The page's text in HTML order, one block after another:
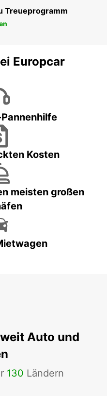
Treueprogramm
Europcar
Kosten
meisten großen
Auto und
130 Ländern